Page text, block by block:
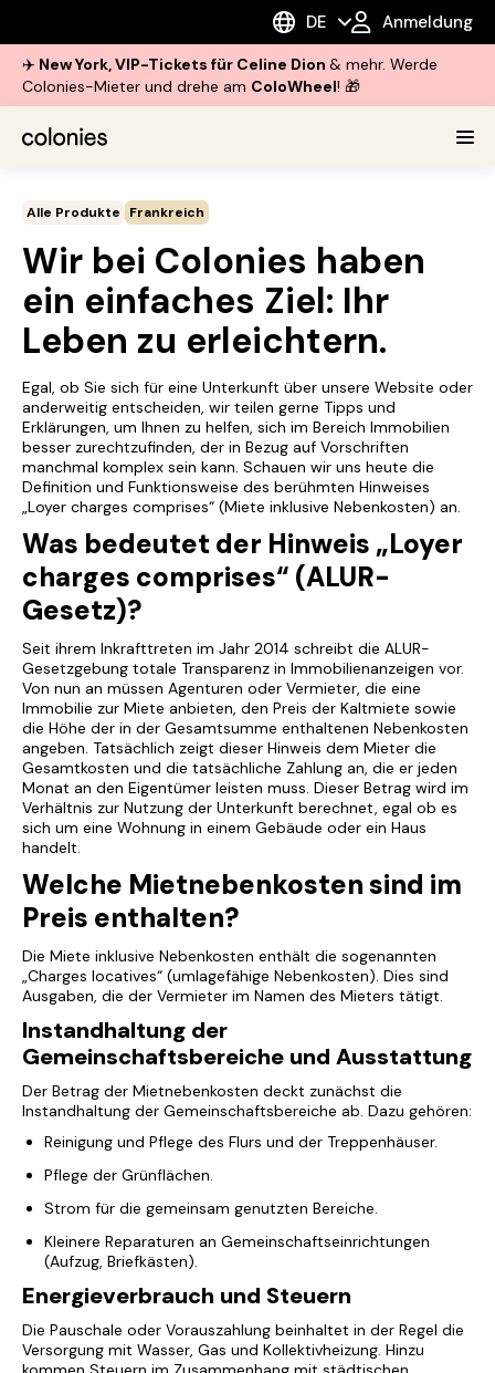
DE Anmeldung
✈️ New York, VIP-Tickets für Celine Dion & mehr. Werde
Colonies-Mieter und drehe am ColoWheel! 🎁
Alle Produkte Frankreich
Wir bei Colonies haben
ein einfaches Ziel: Ihr
Leben zu erleichtern.
Egal, ob Sie sich für eine Unterkunft über unsere Website oder
anderweitig entscheiden, wir teilen gerne Tipps und
Erklärungen, um Ihnen zu helfen, sich im Bereich Immobilien
besser zurechtzufinden, der in Bezug auf Vorschriften
manchmal komplex sein kann. Schauen wir uns heute die
Definition und Funktionsweise des berühmten Hinweises
„Loyer charges comprises“ (Miete inklusive Nebenkosten) an.
Was bedeutet der Hinweis „Loyer
charges comprises“ (ALUR-
Gesetz)?
Seit ihrem Inkrafttreten im Jahr 2014 schreibt die ALUR-
Gesetzgebung totale Transparenz in Immobilienanzeigen vor.
Von nun an müssen Agenturen oder Vermieter, die eine
Immobilie zur Miete anbieten, den Preis der Kaltmiete sowie
die Höhe der in der Gesamtsumme enthaltenen Nebenkosten
angeben. Tatsächlich zeigt dieser Hinweis dem Mieter die
Gesamtkosten und die tatsächliche Zahlung an, die er jeden
Monat an den Eigentümer leisten muss. Dieser Betrag wird im
Verhältnis zur Nutzung der Unterkunft berechnet, egal ob es
sich um eine Wohnung in einem Gebäude oder ein Haus
handelt.
Welche Mietnebenkosten sind im
Preis enthalten?
Die Miete inklusive Nebenkosten enthält die sogenannten
„Charges locatives“ (umlagefähige Nebenkosten). Dies sind
Ausgaben, die der Vermieter im Namen des Mieters tätigt.
Instandhaltung der
Gemeinschaftsbereiche und Ausstattung
Der Betrag der Mietnebenkosten deckt zunächst die
Instandhaltung der Gemeinschaftsbereiche ab. Dazu gehören:
Reinigung und Pflege des Flurs und der Treppenhäuser.
Pflege der Grünflächen.
Strom für die gemeinsam genutzten Bereiche.
Kleinere Reparaturen an Gemeinschaftseinrichtungen
(Aufzug, Briefkästen).
Energieverbrauch und Steuern
Die Pauschale oder Vorauszahlung beinhaltet in der Regel die
Versorgung mit Wasser, Gas und Kollektivheizung. Hinzu